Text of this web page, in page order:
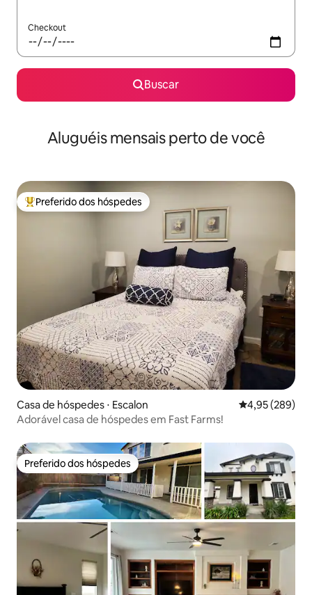
Checkout
Buscar
Aluguéis mensais perto de você
Entre os melhores preferidos dos hóspedes
Preferido dos hóspedes
Casa de hóspedes ⋅ Escalon 4,95 de uma
4,95 (289)
Adorável casa de hóspedes em Fast Farms!
Preferido dos hóspedes
Preferido dos hóspedes